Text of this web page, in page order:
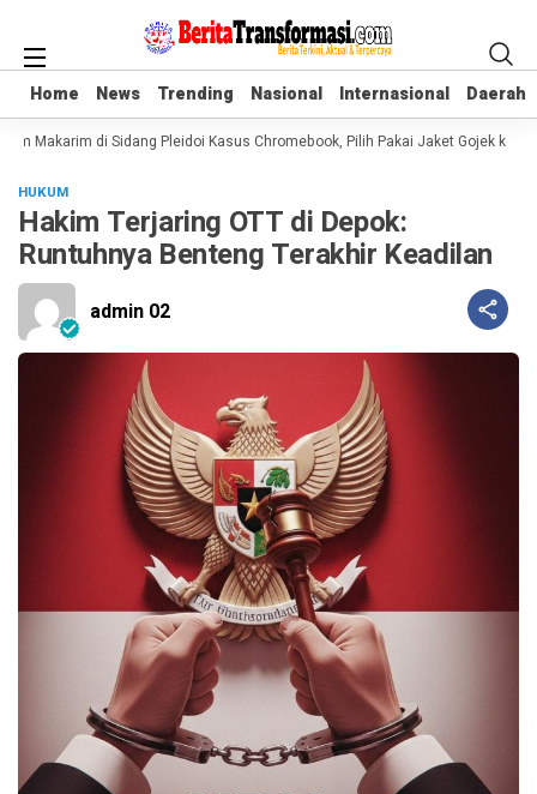
Home News Trending Nasional Internasional Daerah
Home News Trending Nasional Internasional Daerah
Makarim di Sidang Pleidoi Kasus Chromebook, Pilih Pakai Jaket Gojek
HUKUM
Hakim Terjaring OTT di Depok:
Runtuhnya Benteng Terakhir Keadilan
admin 02